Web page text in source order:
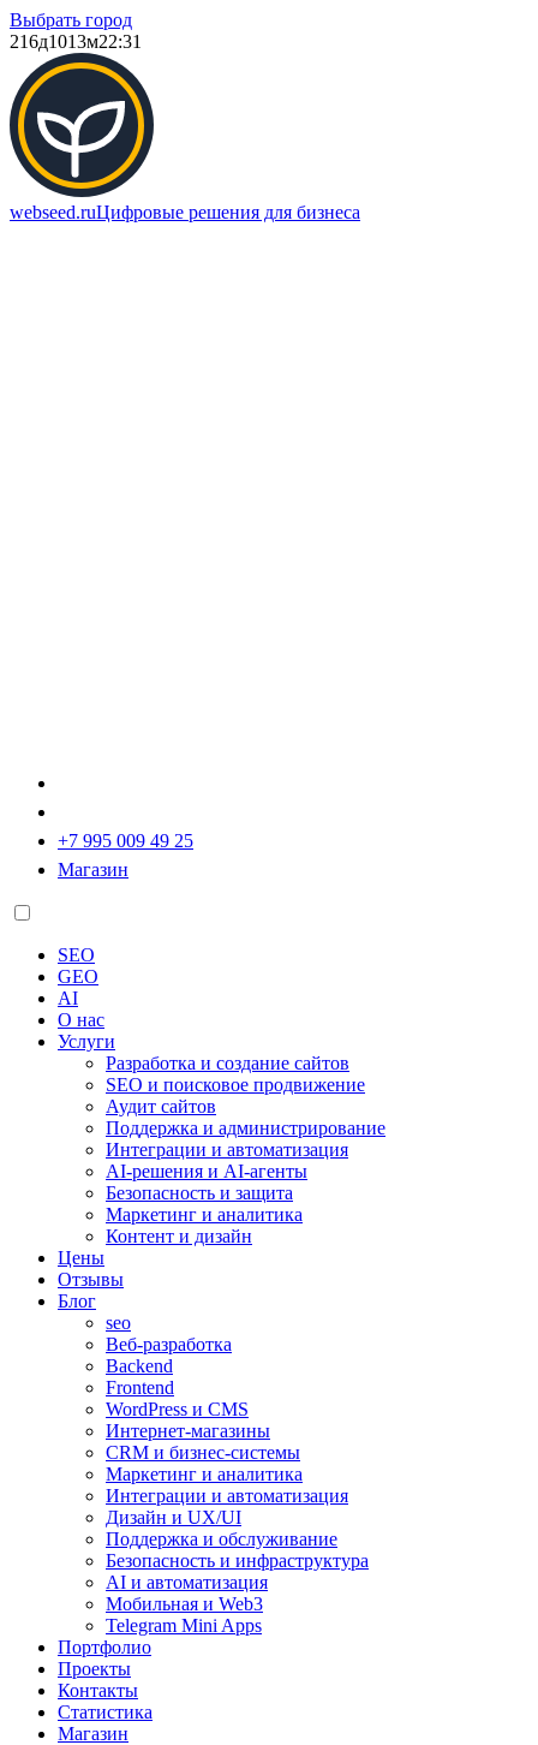
Выбрать город
216д1013м22:31
webseed.ruЦифровые решения для бизнеса
+7 995 009 49 25
Магазин
SEO
GEO
AI
О нас
Услуги
Разработка и создание сайтов
SEO и поисковое продвижение
Аудит сайтов
Поддержка и администрирование
Интеграции и автоматизация
AI-решения и AI-агенты
Безопасность и защита
Маркетинг и аналитика
Контент и дизайн
Цены
Отзывы
Блог
seo
Веб-разработка
Backend
Frontend
WordPress и CMS
Интернет-магазины
CRM и бизнес-системы
Маркетинг и аналитика
Интеграции и автоматизация
Дизайн и UX/UI
Поддержка и обслуживание
Безопасность и инфраструктура
AI и автоматизация
Мобильная и Web3
Telegram Mini Apps
Портфолио
Проекты
Контакты
Статистика
Магазин